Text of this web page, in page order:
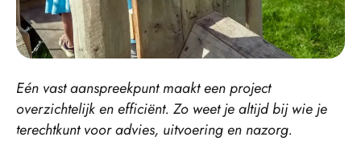
Eén vast aanspreekpunt maakt een project
overzichtelijk en efficiënt. Zo weet je altijd bij wie je
terechtkunt voor advies, uitvoering en nazorg.